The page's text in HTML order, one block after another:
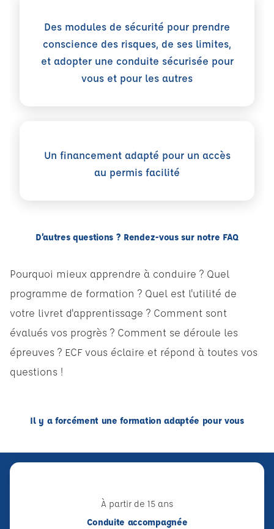
Des modules de sécurité pour prendre
conscience des risques, de ses limites,
et adopter une conduite sécurisée pour
vous et pour les autres
Un financement adapté pour un accès
au permis facilité
D’autres questions ? Rendez-vous sur notre FAQ
Pourquoi mieux apprendre à conduire ? Quel
programme de formation ? Quel est l'utilité de
votre livret d'apprentissage ? Comment sont
évalués vos progrès ? Comment se déroule les
épreuves ? ECF vous éclaire et répond à toutes vos
questions !
Il y a forcément une formation adaptée pour vous
À partir de 15 ans
Conduite accompagnée